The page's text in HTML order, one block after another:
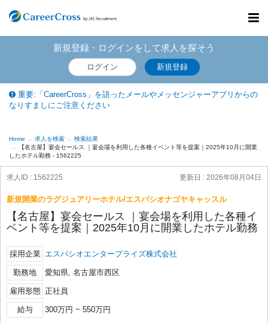
新規登録・ログインをして求人を探そう
ログイン 新規登録
重要:「CareerCross」を語ったメールやメッセンジャーアプリからの
なりすましにご注意ください
Home 求人を検索
検索結果
【名古屋】宴会セールス ｜宴会場を利用した各種イベント等を提案｜2025年10月に開業
したホテル勤務 - 1562225
求人ID : 1562225 更新日 : 2026年08月04日
新規開業のラグジュアリーホテル/エスパシオナゴヤキャッスル
【名古屋】宴会セールス ｜宴会場を利用した各種イ
ベント等を提案｜2025年10月に開業したホテル勤務
採用企業 エスパシオエンタープライズ株式会社
勤務地 愛知県, 名古屋市西区
雇用形態 正社員
給与 300万円 ~ 550万円